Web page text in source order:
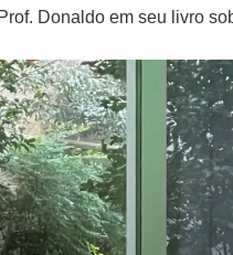
Donaldo em seu livro